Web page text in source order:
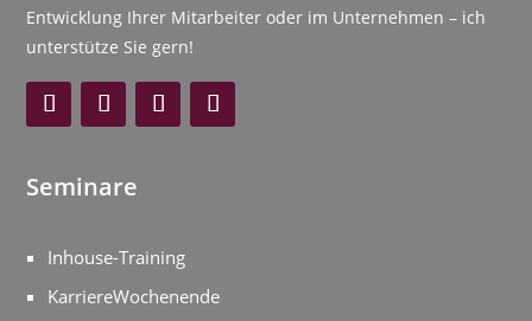
Entwicklung Ihrer Mitarbeiter oder im Unternehmen – ich
unterstütze Sie gern!
Seminare
Inhouse-Training
KarriereWochenende